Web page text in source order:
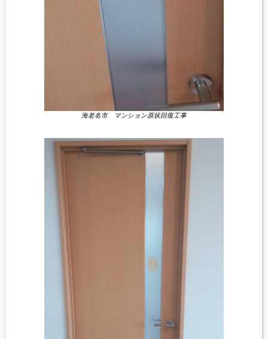
海老名市 マンション原状回復工事